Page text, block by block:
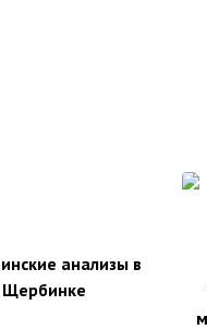
анализы в
Щербинке